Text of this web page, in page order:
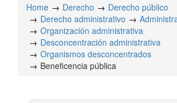
Home Derecho
Derecho público
Derecho administrativo
Organización administrativa
Desconcentración administrativa
Organismos desconcentrados
Beneficencia pública